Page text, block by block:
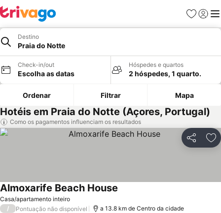
Favoritos
Iniciar
Destino
Praia do Notte
Check-in/out
Escolha as datas
Hóspedes e quartos
2 hóspedes, 1 quarto.
Ordenar Filtrar Mapa
Hotéis em Praia do Notte (Açores, Portugal)
Como os pagamentos influenciam os resultados
Partilhar
Casa/apartamento inteiro
Almoxarife Beach House
/ Pontuação não disponível a 13.8 km de Centro da cidade